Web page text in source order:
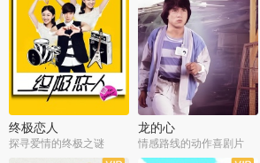
终极恋人
探寻爱情的终极之谜
龙的心
情感路线的动作喜剧片